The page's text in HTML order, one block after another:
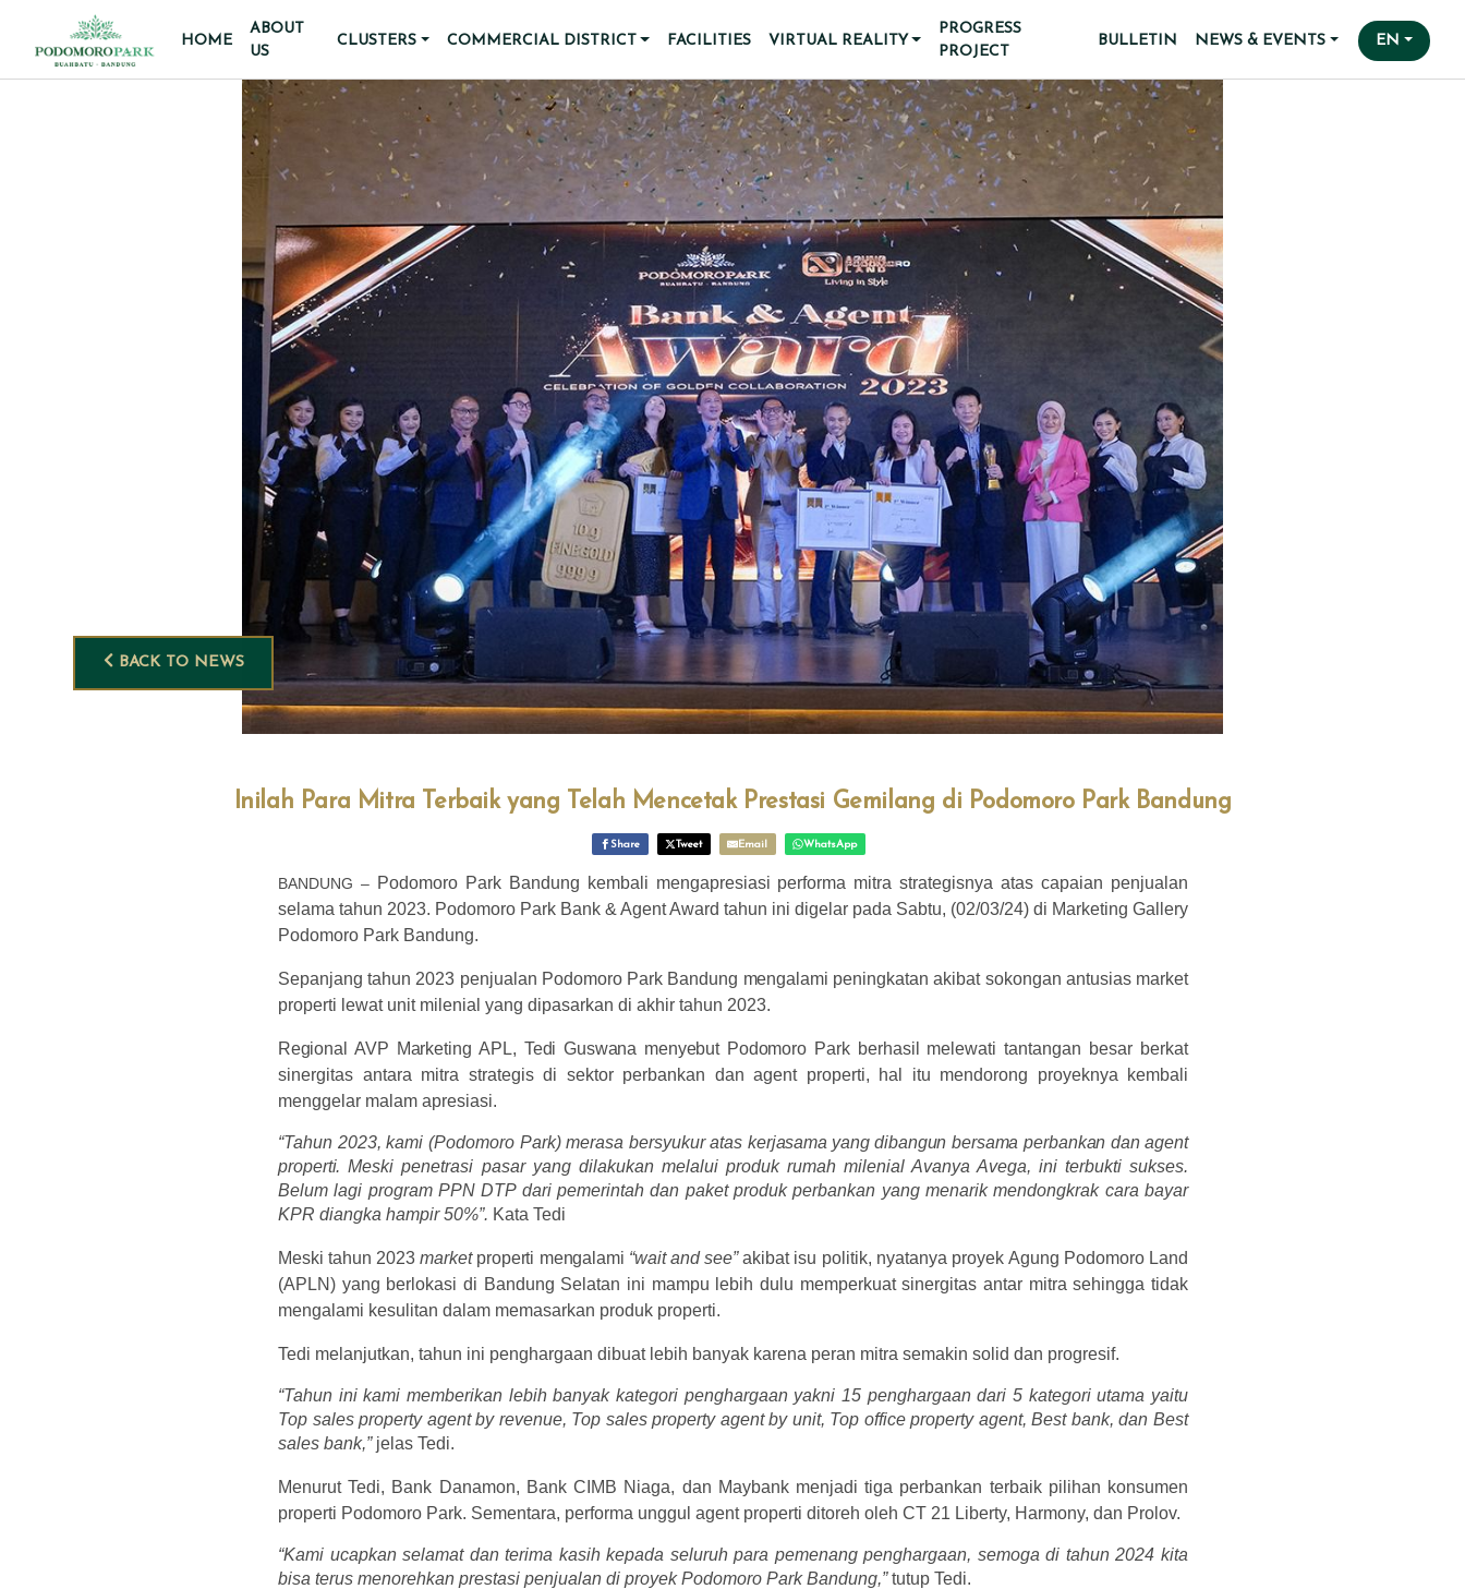
HOME
ABOUT
US
CLUSTERS COMMERCIAL DISTRICT FACILITIES VIRTUAL REALITY
PROGRESS
PROJECT
BULLETIN NEWS & EVENTS EN
BACK TO NEWS
Inilah Para Mitra Terbaik yang Telah Mencetak Prestasi Gemilang di Podomoro Park Bandung
Share Tweet Email WhatsApp
BANDUNG – Podomoro Park Bandung kembali mengapresiasi performa mitra strategisnya atas capaian penjualan
selama tahun 2023. Podomoro Park Bank & Agent Award tahun ini digelar pada Sabtu, (02/03/24) di Marketing Gallery
Podomoro Park Bandung.
Sepanjang tahun 2023 penjualan Podomoro Park Bandung mengalami peningkatan akibat sokongan antusias market
properti lewat unit milenial yang dipasarkan di akhir tahun 2023.
Regional AVP Marketing APL, Tedi Guswana menyebut PodomoroPark berhasil melewati tantangan besar berkat
sinergitas antara mitra strategis di sektor perbankan dan agent properti, hal itu mendorong proyeknya kembali
menggelar malam apresiasi.
“Tahun 2023, kami (Podomoro Park) merasa bersyukur ataskerjasama yang dibangun bersama perbankan dan agent
properti. Meski penetrasi pasar yang dilakukan melalui produk rumah milenial Avanya Avega, ini terbukti sukses.
Belum lagi program PPN DTP dari pemerintah dan paket produk perbankan yang menarik mendongkrak cara bayar
KPR diangka hampir 50%”. Kata Tedi
Meski tahun 2023 market properti mengalami “wait and see” akibatisu politik, nyatanya proyek Agung Podomoro Land
(APLN) yang berlokasi di Bandung Selatan ini mampu lebih dulu memperkuat sinergitas antar mitra sehingga tidak
mengalami kesulitan dalam memasarkan produk properti.
Tedi melanjutkan, tahun ini penghargaan dibuat lebih banyak karena peran mitra semakin solid dan progresif.
“Tahun ini kami memberikan lebih banyak kategori penghargaan yakni 15 penghargaan dari 5 kategori utama yaitu
Top sales property agent by revenue, Top sales property agent by unit, Top office property agent, Best bank, dan Best
sales bank,” jelas Tedi.
Menurut Tedi, Bank Danamon, Bank CIMB Niaga, dan Maybank menjadi tiga perbankan terbaik pilihan konsumen
properti Podomoro Park. Sementara, performa unggul agent properti ditoreh oleh CT 21 Liberty, Harmony, dan Prolov.
“Kami ucapkan selamat dan terima kasih kepada seluruh para pemenang penghargaan, semoga di tahun 2024 kita
bisa terus menorehkan prestasi penjualan di proyek Podomoro Park Bandung,”tutup Tedi.